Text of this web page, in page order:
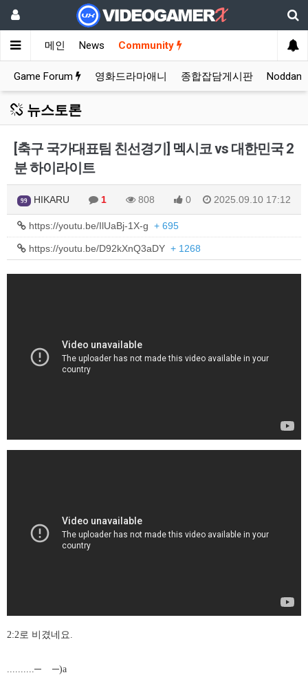
메인 News Community
Game Forum 영화드라마애니 종합잡담게시판
뉴스토론
[축구 국가대표팀 친선경기] 멕시코 vs 대한민국 2
분 하이라이트
99 HIKARU 1 808 0 2025.09.10 17:12
https://youtu.be/IlUaBj-1X-g + 695
https://youtu.be/D92kXnQ3aDY + 1268
2:2로 비겼네요.
..........─ ─)a